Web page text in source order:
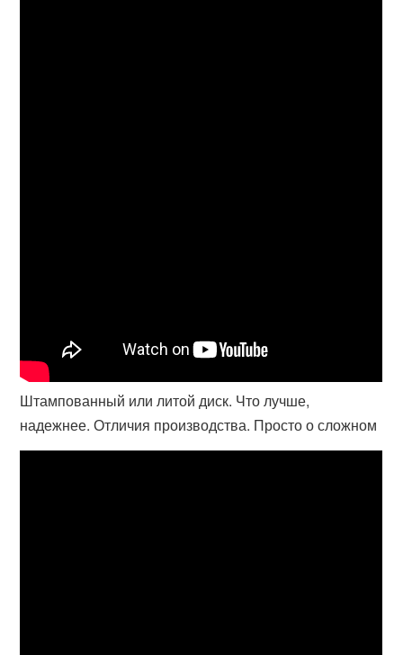
Штампованный или литой диск. Что лучше,
надежнее. Отличия производства. Просто о сложном